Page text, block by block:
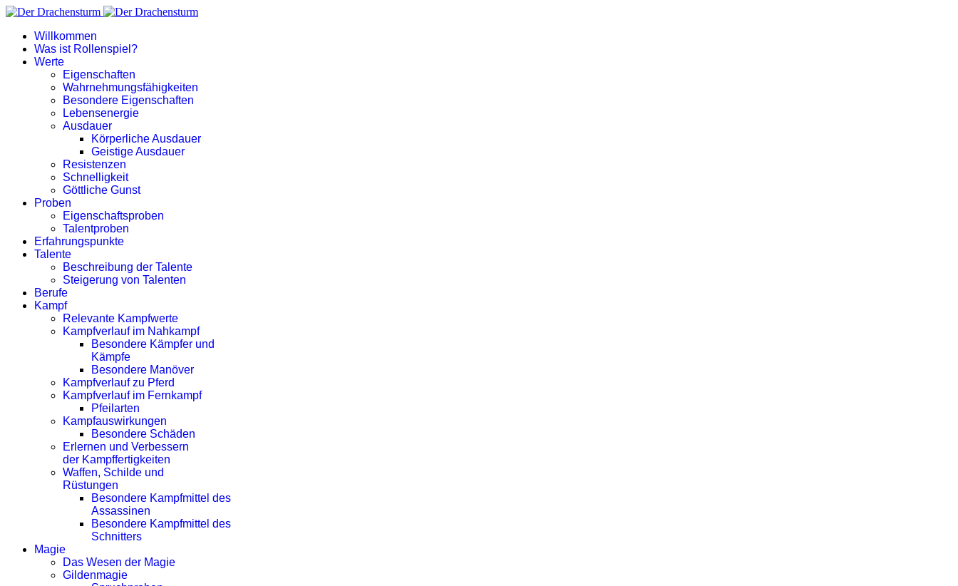
Willkommen
Was ist Rollenspiel?
Werte
Eigenschaften
Wahrnehmungsfähigkeiten
Besondere Eigenschaften
Lebensenergie
Ausdauer
Körperliche Ausdauer
Geistige Ausdauer
Resistenzen
Schnelligkeit
Göttliche Gunst
Proben
Eigenschaftsproben
Talentproben
Erfahrungspunkte
Talente
Beschreibung der Talente
Steigerung von Talenten
Berufe
Kampf
Relevante Kampfwerte
Kampfverlauf im Nahkampf
Besondere Kämpfer und
Kämpfe
Besondere Manöver
Kampfverlauf zu Pferd
Kampfverlauf im Fernkampf
Pfeilarten
Kampfauswirkungen
Besondere Schäden
Erlernen und Verbessern
der Kampffertigkeiten
Waffen, Schilde und
Rüstungen
Besondere Kampfmittel des
Assassinen
Besondere Kampfmittel des
Schnitters
Magie
Das Wesen der Magie
Gildenmagie